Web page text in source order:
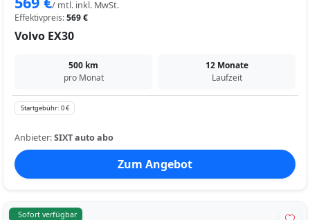
/ mtl. inkl. MwSt.
Effektivpreis:569 €
Volvo EX30
500 km
pro Monat
12 Monate
Laufzeit
Startgebühr: 0 €
Anbieter:SIXT auto abo
Zum Angebot
Sofort verfügbar